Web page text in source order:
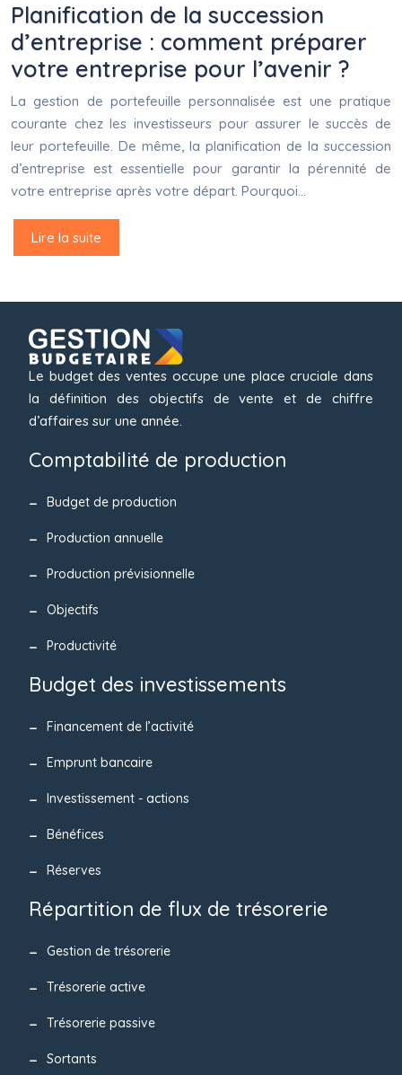
Planification de la succession
d’entreprise : comment préparer
votre entreprise pour l’avenir ?
La gestion de portefeuille personnalisée est une pratique
courante chez les investisseurs pour assurer le succès de
leur portefeuille. De même, la planification de la succession
d’entreprise est essentielle pour garantir la pérennité de
votre entreprise après votre départ. Pourquoi…
Lire la suite
Le budget des ventes occupe une place cruciale dans
la définition des objectifs de vente et de chiffre
d’affaires sur une année.
Comptabilité de production
Budget de production
Production annuelle
Production prévisionnelle
Objectifs
Productivité
Budget des investissements
Financement de l’activité
Emprunt bancaire
Investissement - actions
Bénéfices
Réserves
Répartition de flux de trésorerie
Gestion de trésorerie
Trésorerie active
Trésorerie passive
Sortants